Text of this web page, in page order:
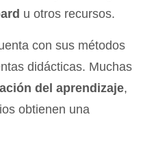
u otros recursos.
con sus métodos
didácticas. Muchas
del aprendizaje,
obtienen una